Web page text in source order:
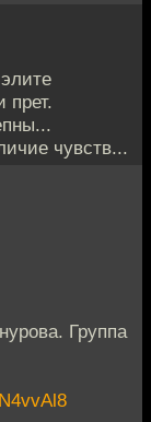
прет.
чувств...
Группа